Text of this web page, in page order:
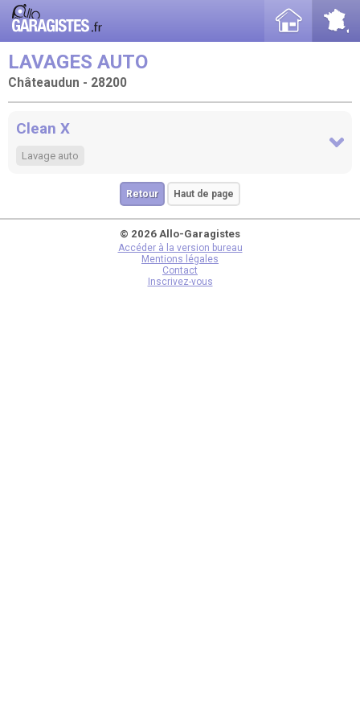
LAVAGES AUTO
Châteaudun - 28200
Clean X
Lavage auto
Retour Haut de page
© 2026 Allo-Garagistes
Accéder à la version bureau
Mentions légales
Contact
Inscrivez-vous